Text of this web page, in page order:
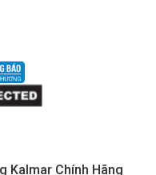
Kalmar Chính Hãng